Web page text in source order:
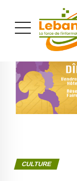
CULTURE